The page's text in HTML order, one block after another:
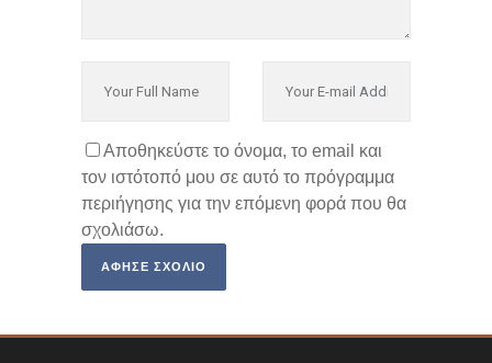
Αποθηκεύστε το όνομα, το email και
τον ιστότοπό μου σε αυτό το πρόγραμμα
περιήγησης για την επόμενη φορά που θα
σχολιάσω.